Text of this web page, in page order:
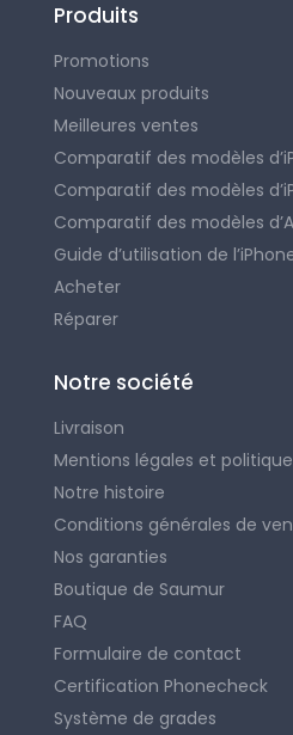
Produits
Promotions
Nouveaux produits
Meilleures ventes
Comparatif des modèles
Comparatif des modèles
Comparatif des modèles
Guide d’utilisation de
Acheter
Réparer
Notre société
Livraison
Mentions légales et
Notre histoire
Conditions générales de
Nos garanties
Boutique de Saumur
FAQ
Formulaire de contact
Certification Phonecheck
Système de grades